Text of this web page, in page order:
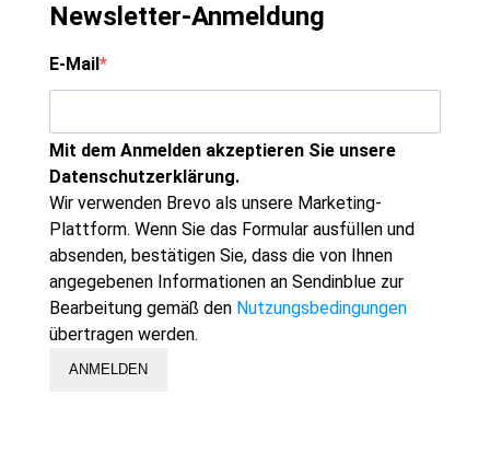
Newsletter-Anmeldung
E-Mail
Mit dem Anmelden akzeptieren Sie unsere
Datenschutzerklärung.
Wir verwenden Brevo als unsere Marketing-
Plattform. Wenn Sie das Formular ausfüllen und
absenden, bestätigen Sie, dass die von Ihnen
angegebenen Informationen an Sendinblue zur
Bearbeitung gemäß den Nutzungsbedingungen
übertragen werden.
ANMELDEN